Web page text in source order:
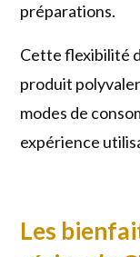
préparations.
Cette flexibilité
produit
modes de
expérience
Les